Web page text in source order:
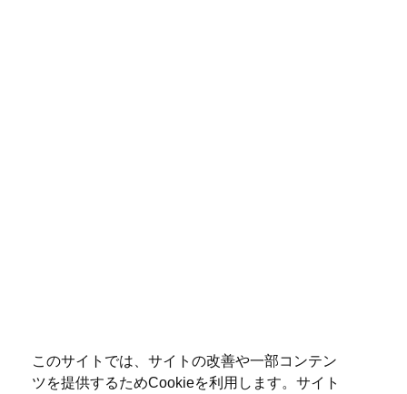
このサイトでは、サイトの改善や一部コンテン
ツを提供するためCookieを利用します。サイト